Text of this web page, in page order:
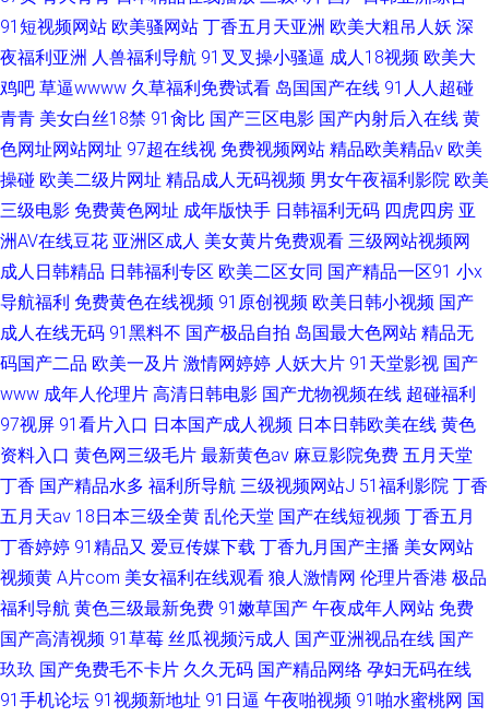
91短视频网站 欧美骚网站 丁香五月天亚洲 欧美大粗吊人妖 深
夜福利亚洲 人兽福利导航 91叉叉操小骚逼 成人18视频 欧美大
鸡吧 草逼wwww 久草福利免费试看 岛国国产在线 91人人超碰
青青 美女白丝18禁 91肏比 国产三区电影 国产内射后入在线 黄
色网址网站网址 97超在线视 免费视频网站 精品欧美精品v 欧美
操碰 欧美二级片网址 精品成人无码视频 男女午夜福利影院 欧美
三级电影 免费黄色网址 成年版快手 日韩福利无码 四虎四房 亚
洲AV在线豆花 亚洲区成人 美女黄片免费观看 三级网站视频网
成人日韩精品 日韩福利专区 欧美二区女同 国产精品一区91 小x
导航福利 免费黄色在线视频 91原创视频 欧美日韩小视频 国产
成人在线无码 91黑料不 国产极品自拍 岛国最大色网站 精品无
码国产二品 欧美一及片 激情网婷婷 人妖大片 91天堂影视 国产
www 成年人伦理片 高清日韩电影 国产尤物视频在线 超碰福利
97视屏 91看片入口 日本国产成人视频 日本日韩欧美在线 黄色
资料入口 黄色网三级毛片 最新黄色av 麻豆影院免费 五月天堂
丁香 国产精品水多 福利所导航 三级视频网站J 51福利影院 丁香
五月天av 18日本三级全黄 乱伦天堂 国产在线短视频 丁香五月
丁香婷婷 91精品又 爱豆传媒下载 丁香九月国产主播 美女网站
视频黄 A片com 美女福利在线观看 狼人激情网 伦理片香港 极品
福利导航 黄色三级最新免费 91嫩草国产 午夜成年人网站 免费
国产高清视频 91草莓 丝瓜视频污成人 国产亚洲视品在线 国产
玖玖 国产免费毛不卡片 久久无码 国产精品网络 孕妇无码在线
91手机论坛 91视频新地址 91日逼 午夜啪视频 91啪水蜜桃网 国